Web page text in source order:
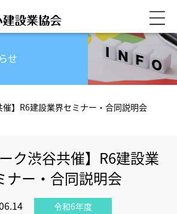
せ
催】R6建設業界セミナー・合同説明会
ク渋谷共催】R6建設業
ナー・合同説明会
令和6年度